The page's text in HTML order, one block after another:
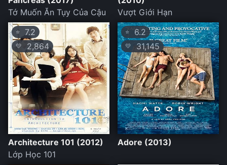
Tớ Muốn Ăn Tụy Của Cậu
Vượt Giới Hạn
⭐ 7.2
💛 2,864
Architecture 101 (2012)
Lớp Học 101
⭐ 6.2
💛 31,145
Adore (2013)